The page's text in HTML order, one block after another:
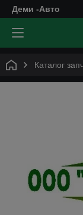
Деми -Авто
Каталог